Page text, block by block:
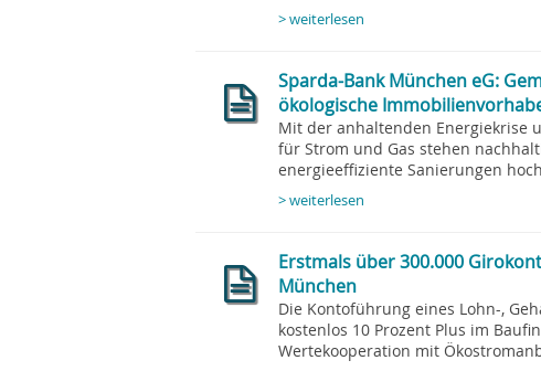
> weiterlesen
Sparda-Bank München eG:
ökologische
Mit der anhaltenden Energiekrise
für Strom und Gas stehen
energieeffiziente Sanierungen
> weiterlesen
Erstmals über 300.000
München
Die Kontoführung eines Lohn-,
kostenlos 10 Prozent Plus im
Wertekooperation mit